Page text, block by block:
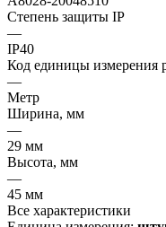
Степень защиты IP
—
IP40
Код единицы измерения
—
Метр
Ширина, мм
—
29 мм
Высота, мм
—
45 мм
Все характеристики